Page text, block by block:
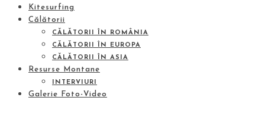
Kitesurfing
Călătorii
CĂLĂTORII ÎN ROMÂNIA
CĂLĂTORII ÎN EUROPA
CĂLĂTORII ÎN ASIA
Resurse Montane
INTERVIURI
Galerie Foto-Video